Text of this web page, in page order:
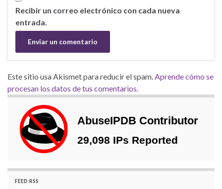
Recibir un correo electrónico con cada nueva
entrada.
Este sitio usa Akismet para reducir el spam. Aprende cómo se
procesan los datos de tus comentarios.
FEED RSS